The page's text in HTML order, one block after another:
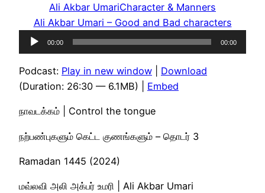
Ali Akbar UmariCharacter & Manners
Ali Akbar Umari – Good and Bad characters
Audio
Player
00:00 00:00
Podcast: Play in new window
Download
(Duration: 26:30 — 6.1MB) | Embed
நாவடக்கம் | Control the tongue
நற்பண்புகளும் கெட்ட குணங்களும் – தொடர் 3
Ramadan 1445 (2024)
மவ்லவி அலி அக்பர் உமரி | Ali Akbar Umari